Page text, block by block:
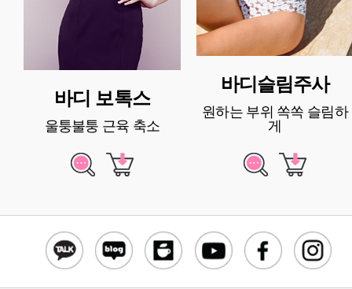
바디 보톡스
울퉁불퉁 근육 축소
바디슬림주사
원하는 부위 쏙쏙 슬림하
게